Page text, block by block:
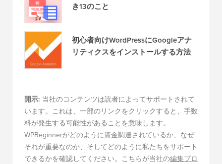
き13のこと
初心者向けWordPressにGoogleアナ
リティクスをインストールする方法
開示: 当社のコンテンツは読者によってサポートされて
います。これは、一部のリンクをクリックすると、手数
料が発生する可能性があることを意味します。
WPBeginnerがどのように資金調達されているか、なぜ
それが重要なのか、そしてどのように私たちをサポート
できるかを確認してください。こちらが当社の編集プロ